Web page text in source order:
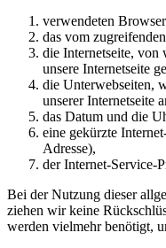
verwendeten
das vom
die Internetseite, von
unsere Internetseite
die Unterwebseiten,
unserer Internetseite
das Datum und die
eine gekürzte
Adresse),
der Internet-Service-
Bei der Nutzung dieser
ziehen wir keine
werden vielmehr benötigt,